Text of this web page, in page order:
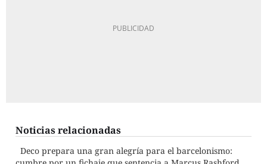
Noticias relacionadas
Deco prepara una gran alegría para el barcelonismo: